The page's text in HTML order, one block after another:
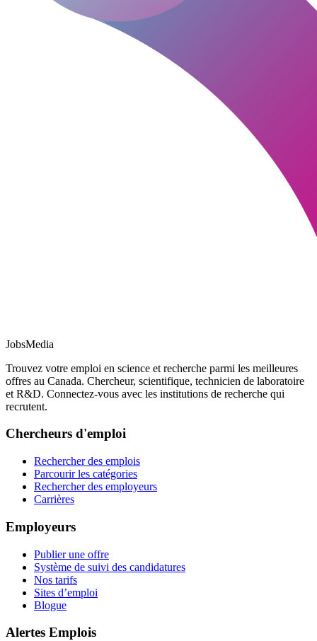
JobsMedia
Trouvez votre emploi en science et recherche parmi les meilleures
offres au Canada. Chercheur, scientifique, technicien de laboratoire
et R&D. Connectez-vous avec les institutions de recherche qui
recrutent.
Chercheurs d'emploi
Rechercher des emplois
Parcourir les catégories
Rechercher des employeurs
Carrières
Employeurs
Publier une offre
Système de suivi des candidatures
Nos tarifs
Sites d’emploi
Blogue
Alertes Emplois